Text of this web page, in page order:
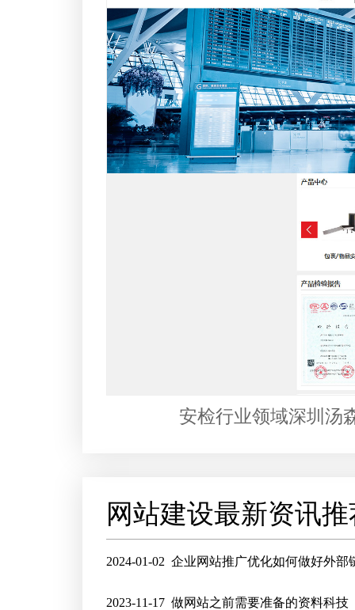
安检行业领域深圳汤
网站建设最新资讯
2024-01-02企业网站推广优化如何做好外部
2023-11-17做网站之前需要准备的资料科技